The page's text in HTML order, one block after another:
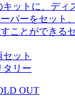
キットに、ディ
パーをセット
ことができる
セット
タリー
OUT